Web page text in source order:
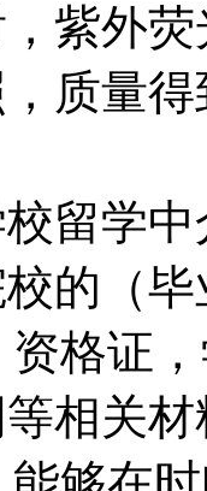
紫外
质量
留学
的（
资格证
相关